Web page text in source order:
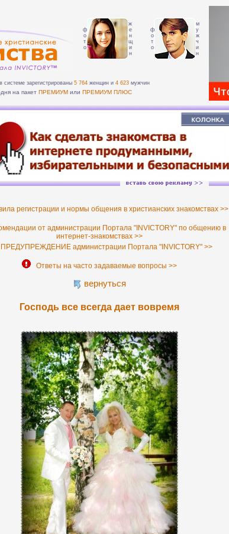
ф
о
т
о
ж
е
н
щ
и
н
ф
о
т
о
м
у
ж
ч
и
н
системе зарегистрированы 5 764 женщин и 4 623 мужчин
на пакет ПРЕМИУМили ПРЕМИУМ ПЛЮС
регистрации и нормы общения в христианских знакомствах >>
от администрации Портала "INVICTORY" по общению в
интернет-знакомствах >>
ПРЕДУПРЕЖДЕНИЕ администрации Портала "INVICTORY" >>
Ответы на часто задаваемые вопросы >>
вернуться
Господь все всегда дает вовремя